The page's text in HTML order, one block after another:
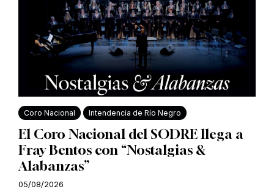
Coro Nacional Intendencia de Río Negro
El Coro Nacional del SODRE llega a
Fray Bentos con “Nostalgias &
Alabanzas”
05/08/2026